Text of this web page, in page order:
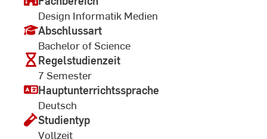
Design Informatik Medien
Abschlussart
Bachelor of Science
Regelstudienzeit
7 Semester
Hauptunterrichtssprache
Deutsch
Studientyp
Vollzeit